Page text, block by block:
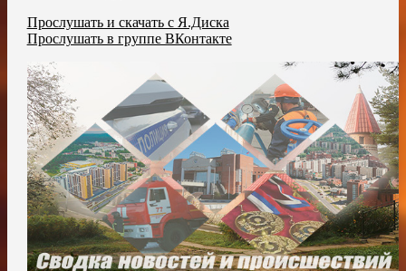
Прослушать и скачать с Я.Диска
Прослушать в группе ВКонтакте